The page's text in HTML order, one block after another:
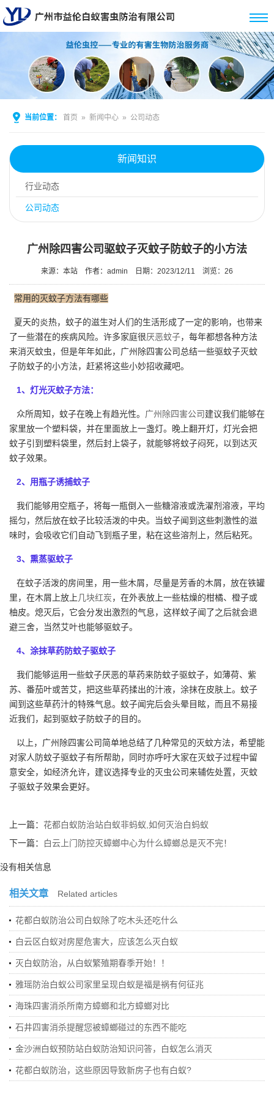
当前位置： 首页 » 新闻中心 » 公司动态
新闻知识
行业动态
公司动态
广州除四害公司驱蚊子灭蚊子防蚊子的小方法
来源：本站 作者：admin 日期：2023/12/11 浏览： 26
常用的灭蚊子方法有哪些
夏天的炎热，蚊子的滋生对人们的生活形成了一定的影响，也带来
了一些潜在的疾病风险。许多家庭很厌恶蚊子，每年都想各种方法
来消灭蚊虫，但是年年如此，广州除四害公司总结一些驱蚊子灭蚊
子防蚊子的小方法，赶紧将这些小妙招收藏吧。
1、灯光灭蚊子方法：
众所周知，蚊子在晚上有趋光性。 广州除四害公司建议我们能够在
家里放一个塑料袋，并在里面放上一盏灯。晚上翻开灯，灯光会把
蚊子引到塑料袋里，然后封上袋子，就能够将蚊子闷死，以到达灭
蚊子效果。
2、用瓶子诱捕蚊子
我们能够用空瓶子，将每一瓶倒入一些糖溶液或洗濯剂溶液，平均
摇匀，然后放在蚊子比较活泼的中央。当蚊子闻到这些刺激性的滋
味时，会吸收它们自动飞到瓶子里，粘在这些溶剂上，然后粘死。
3、熏蒸驱蚊子
在蚊子活泼的房间里，用一些木屑，尽量是芳香的木屑，放在铁罐
里，在木屑上放上几块红炭，在外表放上一些枯燥的柑橘、橙子或
柚皮。熄灭后，它会分发出激烈的气息，这样蚊子闻了之后就会退
避三舍，当然艾叶也能够驱蚊子。
4、涂抹草药防蚊子驱蚊子
我们能够运用一些蚊子厌恶的草药来防蚊子驱蚊子，如薄荷、紫
苏、番茄叶或苦艾，把这些草药揉出的汁液，涂抹在皮肤上。蚊子
闻到这些草药汁的特殊气息。蚊子闻完后会头晕目眩，而且不易接
近我们，起到驱蚊子防蚊子的目的。
以上，广州除四害公司简单地总结了几种常见的灭蚊方法，希望能
对家人防蚊子驱蚊子有所帮助，同时亦呼吁大家在灭蚊子过程中留
意安全，如经济允许，建议选择专业的灭虫公司来辅佐处置，灭蚊
子驱蚊子效果会更好。
上一篇： 花都白蚁防治站白蚁非蚂蚁,如何灭治白蚂蚁
下一篇：
白云上门防控灭蟑螂中心为什么蟑螂总是灭不完！
没有相关信息
相关文章 Related articles
花都白蚁防治公司白蚁除了吃木头还吃什么
白云区白蚁对房屋危害大，应该怎么灭白蚁
灭白蚁防治，从白蚁繁殖期春季开始！！
雅瑶防治白蚁公司家里呈现白蚁是福是祸有何征兆
海珠四害消杀所南方蟑螂和北方蟑螂对比
石井四害消杀提醒您被蟑螂碰过的东西不能吃
金沙洲白蚁预防站白蚁防治知识问答，白蚁怎么消灭
花都白蚁防治，这些原因导致新房子也有白蚁?